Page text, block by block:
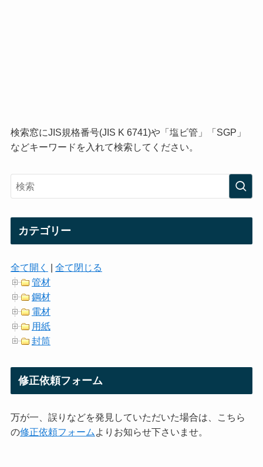
検索窓にJIS規格番号(JIS K 6741)や「塩ビ管」「SGP」
などキーワードを入れて検索してください。
カテゴリー
全て開く | 全て閉じる
管材
鋼材
電材
用紙
封筒
修正依頼フォーム
万が一、誤りなどを発見していただいた場合は、こちら
の修正依頼フォーム よりお知らせ下さいませ。